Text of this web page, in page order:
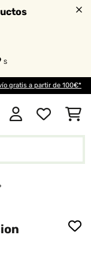
S
gratis a partir de 100€*